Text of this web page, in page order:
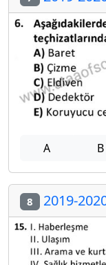
A B
8 2019-